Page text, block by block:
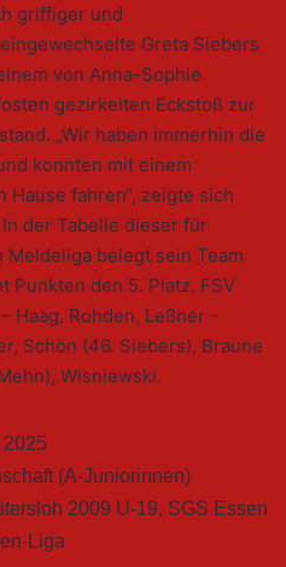
griffiger und
Greta Siebers
von Anna-Sophie
gezirkelten Eckstoß zur
„Wir haben immerhin die
konnten mit einem
Hause fahren“, zeigte sich
der Tabelle dieser für
belegt sein Team
Punkten den 5. Platz. FSV
Haag, Rohden, Leßner –
Schön (46. Siebers), Braune
Wisniewski.
2025
(A-Juniorinnen)
2009 U-19, SGS Essen
Liga